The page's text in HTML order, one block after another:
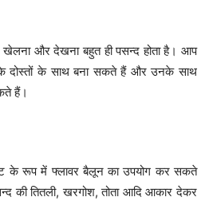
खेलना और देखना बहुत ही पसन्द होता है। आप
के दोस्तों के साथ बना सकते हैं और उनके साथ
हैं।
के रूप में फ्लावर बैलून का उपयोग कर सकते
की तितली, खरगोश, तोता आदि आकार देकर